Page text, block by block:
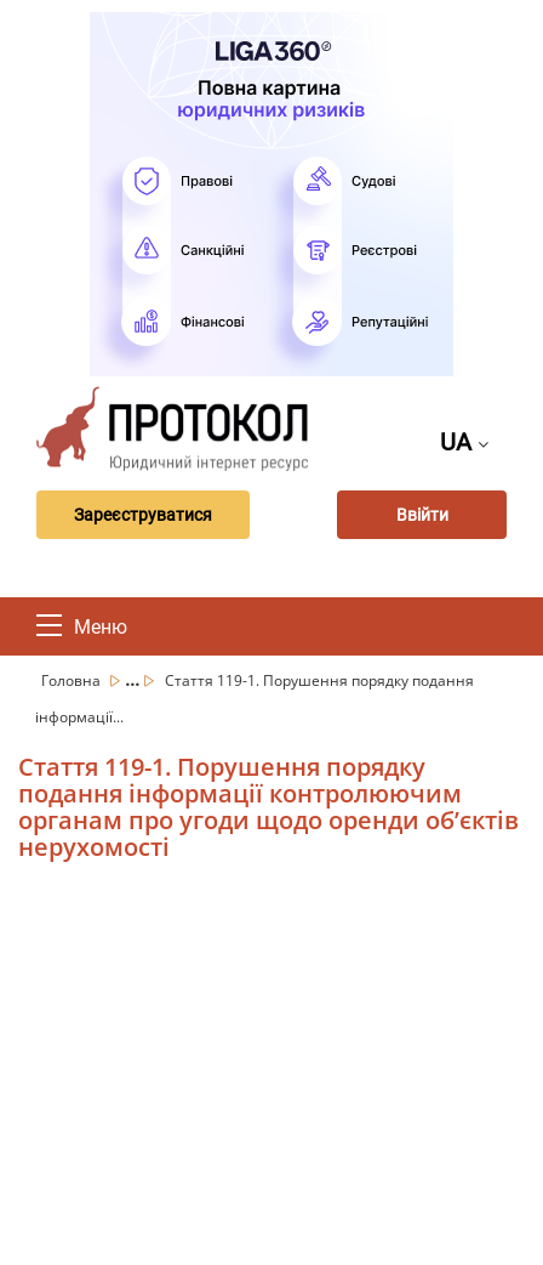
UA
Зареєструватися Ввійти
Меню
Головна ...
Стаття 119-1. Порушення порядку подання
інформації...
Стаття 119-1. Порушення порядку
подання інформації контролюючим
органам про угоди щодо оренди об’єктів
нерухомості